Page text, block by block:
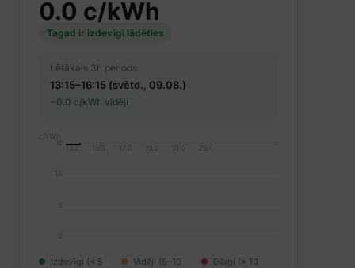
0.0 c/kWh
Tagad ir izdevīgi lādēties
Lētākais 3h periods:
13:15–16:15 (svētd., 09.08.)
~0.0 c/kWh vidēji
c/kWh
0
5
10
15
13:00 15:00 17:00 19:00 21:00 23:00
Izdevīgi (< 5
Vidēji (5–10
Dārgi (> 10